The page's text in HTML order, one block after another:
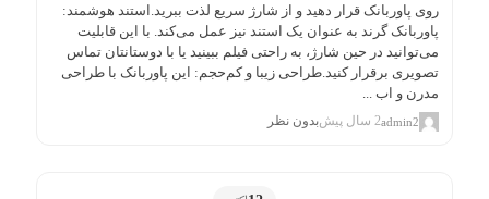
روی پاوربانک قرار دهید و از شارژ سریع لذت ببرید.استند هوشمند:
پاوربانک گرند به عنوان یک استند نیز عمل می‌کند. با این قابلیت
می‌توانید در حین شارژ، به راحتی فیلم ببینید یا با دوستانتان تماس
تصویری برقرار کنید.طراحی زیبا و کم‌حجم: این پاوربانک با طراحی
مدرن و اب ...
admin22 سال پیش بدون نظر